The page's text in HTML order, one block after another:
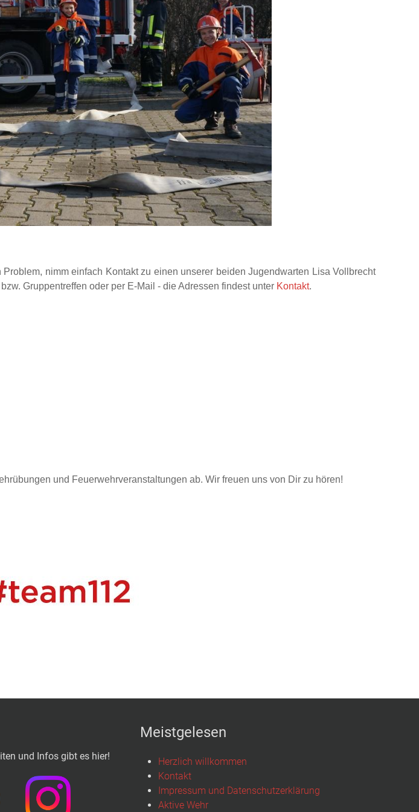
nimm einfach Kontakt zu einen unserer beiden Jugendwarten Lisa Vollbrecht
Gruppentreffen oder per E-Mail - die Adressen findest unter Kontakt.
und Feuerwehrveranstaltungen ab. Wir freuen uns von Dir zu hören!
und Infos gibt es hier!
Meistgelesen
Herzlich willkommen
Kontakt
Impressum und Datenschutzerklärung
Aktive Wehr